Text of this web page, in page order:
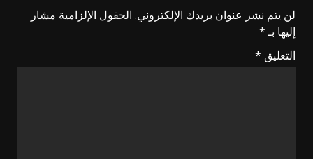
لن يتم نشر عنوان بريدك الإلكتروني. الحقول الإلزامية مشار
إليها بـ*
التعليق *